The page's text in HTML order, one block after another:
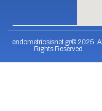
endometriosisnet.gr© 2025. All
Rights Reserved